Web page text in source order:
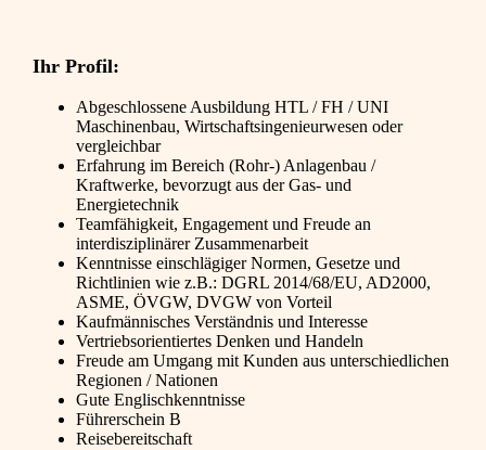
Ihr Profil:
Abgeschlossene Ausbildung HTL / FH / UNI
Maschinenbau, Wirtschaftsingenieurwesen oder
vergleichbar
Erfahrung im Bereich (Rohr-) Anlagenbau /
Kraftwerke, bevorzugt aus der Gas- und
Energietechnik
Teamfähigkeit, Engagement und Freude an
interdisziplinärer Zusammenarbeit
Kenntnisse einschlägiger Normen, Gesetze und
Richtlinien wie z.B.: DGRL 2014/68/EU, AD2000,
ASME, ÖVGW, DVGW von Vorteil
Kaufmännisches Verständnis und Interesse
Vertriebsorientiertes Denken und Handeln
Freude am Umgang mit Kunden aus unterschiedlichen
Regionen / Nationen
Gute Englischkenntnisse
Führerschein B
Reisebereitschaft